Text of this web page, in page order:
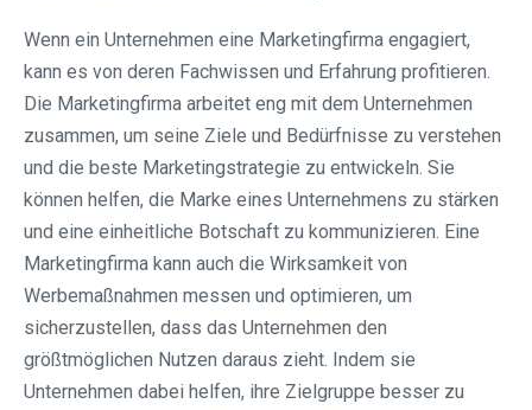
Wenn ein Unternehmen eine Marketingfirma engagiert,
kann es von deren Fachwissen und Erfahrung profitieren.
Die Marketingfirma arbeitet eng mit dem Unternehmen
zusammen, um seine Ziele und Bedürfnisse zu verstehen
und die beste Marketingstrategie zu entwickeln. Sie
können helfen, die Marke eines Unternehmens zu stärken
und eine einheitliche Botschaft zu kommunizieren. Eine
Marketingfirma kann auch die Wirksamkeit von
Werbemaßnahmen messen und optimieren, um
sicherzustellen, dass das Unternehmen den
größtmöglichen Nutzen daraus zieht. Indem sie
Unternehmen dabei helfen, ihre Zielgruppe besser zu